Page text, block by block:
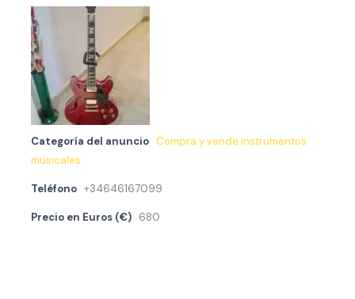
Categoría del anuncio Compra y vende instrumentos
musicales
Teléfono +34646167099
Precio en Euros (€) 680